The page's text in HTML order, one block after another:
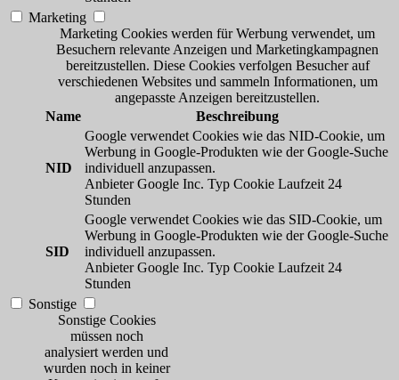
Marketing
Marketing Cookies werden für Werbung verwendet, um
Besuchern relevante Anzeigen und Marketingkampagnen
bereitzustellen. Diese Cookies verfolgen Besucher auf
verschiedenen Websites und sammeln Informationen, um
angepasste Anzeigen bereitzustellen.
Name
Beschreibung
NID
Google verwendet Cookies wie das NID-Cookie, um
Werbung in Google-Produkten wie der Google-Suche
individuell anzupassen.
Anbieter Google Inc. Typ Cookie Laufzeit 24
Stunden
SID
Google verwendet Cookies wie das SID-Cookie, um
Werbung in Google-Produkten wie der Google-Suche
individuell anzupassen.
Anbieter Google Inc. Typ Cookie Laufzeit 24
Stunden
Sonstige
Sonstige Cookies
müssen noch
analysiert werden und
wurden noch in keiner